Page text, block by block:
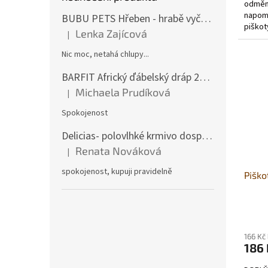
BUBU PETS Hřeben - hrabě vyčesávací dvouřadé modré 11x15cm
Hodnocení produktu je 1 z 5 hvězdiček.
| Lenka Zajícová
Nic moc, netahá chlupy...
BARFIT Africký ďábelský dráp 250g
Hodnocení produktu je 5 z 5 hvězdiček.
| Michaela Prudíková
Spokojenost
Delicias- polovlhké krmivo dospělý pes 3Kg
Hodnocení produktu je 5 z 5 hvězdiček.
| Renata Nováková
spokojenost, kupuji pravidelně
je
166
186